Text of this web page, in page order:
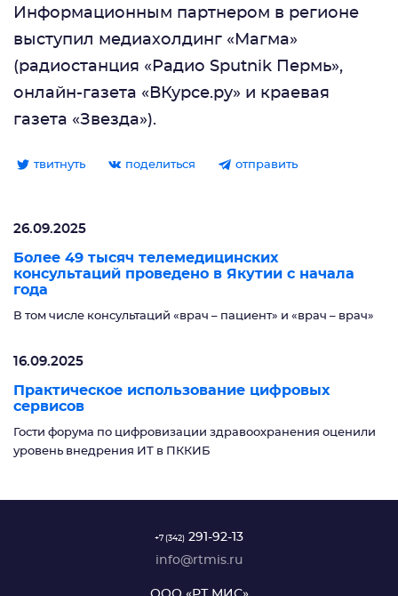
Информационным партнером в регионе
выступил медиахолдинг «Магма»
(радиостанция «Радио Sputnik Пермь»,
онлайн-газета «ВКурсе.ру» и краевая
газета «Звезда»).
твитнуть поделиться отправить
26.09.2025
Более 49 тысяч телемедицинских
консультаций проведено в Якутии с начала
года
В том числе консультаций «врач – пациент» и «врач – врач»
16.09.2025
Практическое использование цифровых
сервисов
Гости форума по цифровизации здравоохранения оценили
уровень внедрения ИТ в ПККИБ
+7 (342) 291-92-13
info@rtmis.ru